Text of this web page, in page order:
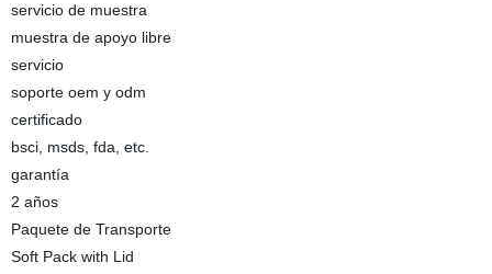
servicio de muestra
muestra de apoyo libre
servicio
soporte oem y odm
certificado
bsci, msds, fda, etc.
garantía
2 años
Paquete de Transporte
Soft Pack with Lid